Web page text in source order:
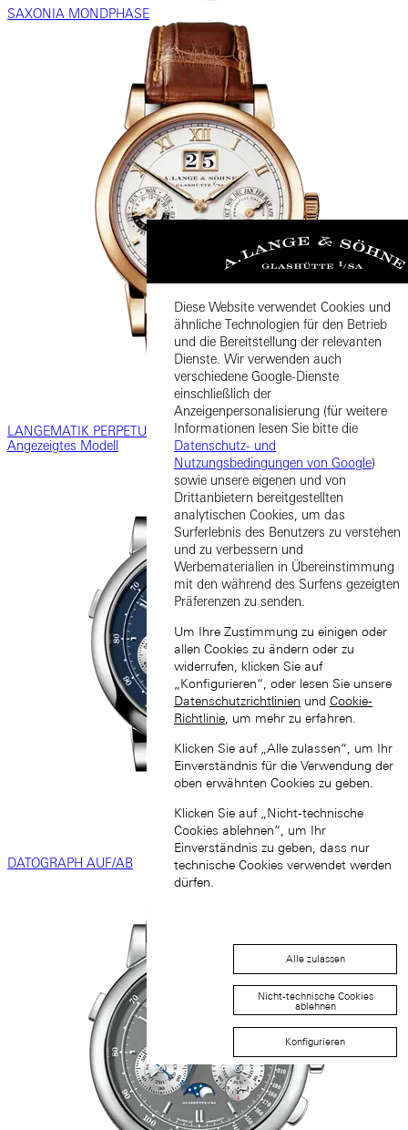
SAXONIA MONDPHASE
LANGEMATIK PERPETUAL
Angezeigtes Modell
DATOGRAPH AUF/AB
Diese Website verwendet Cookies und
ähnliche Technologien für den Betrieb
und die Bereitstellung der relevanten
Dienste. Wir verwenden auch
verschiedene Google-Dienste
einschließlich der
Anzeigenpersonalisierung (für weitere
Informationen lesen Sie bitte die
Datenschutz- und
Nutzungsbedingungen von Google)
sowie unsere eigenen und von
Drittanbietern bereitgestellten
analytischen Cookies, um das
Surferlebnis des Benutzers zu verstehen
und zu verbessern und
Werbematerialien in Übereinstimmung
mit den während des Surfens gezeigten
Präferenzen zu senden.
Um Ihre Zustimmung zu einigen oder
allen Cookies zu ändern oder zu
widerrufen, klicken Sie auf
„Konfigurieren“, oder lesen Sie unsere
Datenschutzrichtlinien und Cookie-
Richtlinie , um mehr zu erfahren.
Klicken Sie auf „Alle zulassen“, um Ihr
Einverständnis für die Verwendung der
oben erwähnten Cookies zu geben.
Klicken Sie auf „Nicht-technische
Cookies ablehnen“, um Ihr
Einverständnis zu geben, dass nur
technische Cookies verwendet werden
dürfen.
Alle zulassen
Nicht-technische Cookies
ablehnen
Konfigurieren